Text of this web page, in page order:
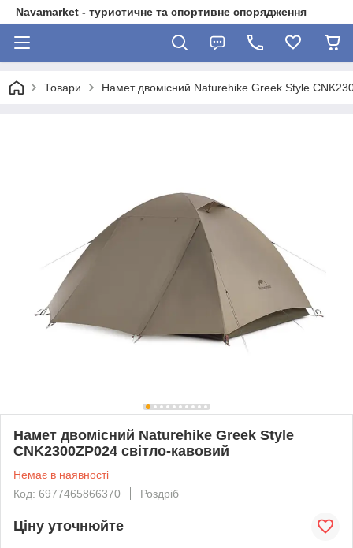
Navamarket - туристичне та спортивне спорядження
Товари Намет двомісний Naturehike Greek Style
Намет двомісний Naturehike Greek Style
CNK2300ZP024 світло-кавовий
Немає в наявності
Код: 6977465866370
Роздріб
Ціну уточнюйте